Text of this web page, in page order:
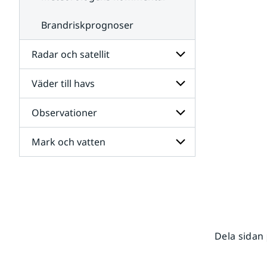
Brandriskprognoser
Radar och satellit
Undersidor
för
Radar
och
satellit
Väder till havs
Undersidor
för
Väder
till
havs
Observationer
Undersidor
för
Mark och vatten
Dela sidan